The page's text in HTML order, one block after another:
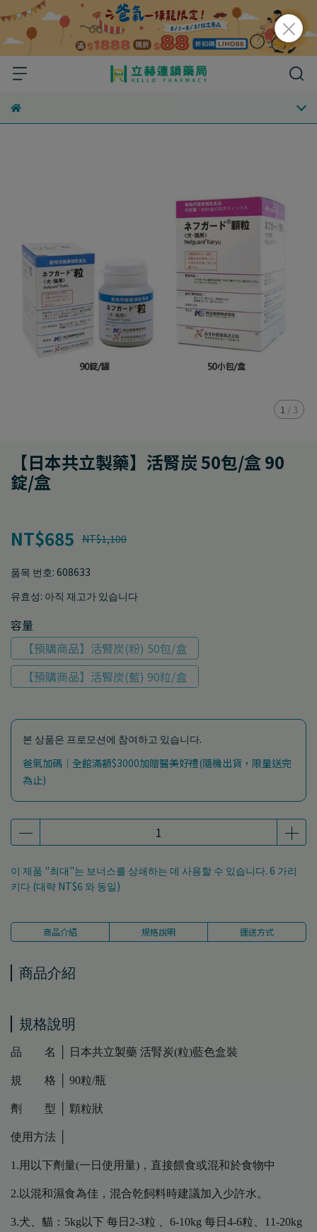
1 / 3
【日本共立製藥】活腎炭 50包/盒 90
錠/盒
NT$685 NT$1,100
품목 번호: 608633
유효성: 아직 재고가 있습니다
容量
【預購商品】活腎炭(粉) 50包/盒
【預購商品】活腎炭(藍) 90粒/盒
본 상품은 프로모션에 참여하고 있습니다.
爸氣加碼｜全館滿額$3000加贈醫美好禮(隨機出貨，限量送完
為止)
이 제품 "최대"는 보너스를 상쇄하는 데 사용할 수 있습니다. 6 가리
키다 (대략 NT$6 와 동일)
商品介紹 規格說明 運送方式
商品介紹
規格說明
品 名 │ 日本共立製藥 活腎炭(粒)藍色盒裝
規 格 │ 90粒/瓶
劑 型 │ 顆粒狀
使用方法 │
1.用以下劑量(一日使用量)，直接餵食或混和於食物中
2.以混和濕食為佳，混合乾飼料時建議加入少許水。
3.犬、貓：5kg以下 每日2-3粒 、6-10kg 每日4-6粒、11-20kg